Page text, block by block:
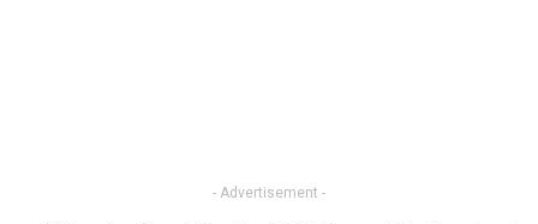
- Advertisement -